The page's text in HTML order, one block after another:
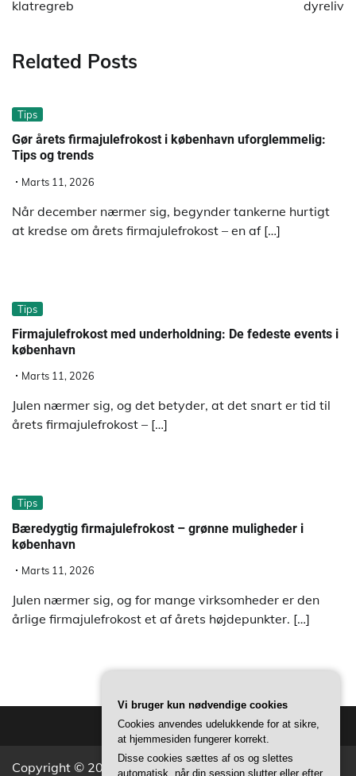
klatregreb
dyreliv
Related Posts
Tips
Gør årets firmajulefrokost i københavn uforglemmelig:
Tips og trends
Marts 11, 2026
Når december nærmer sig, begynder tankerne hurtigt
at kredse om årets firmajulefrokost – en af […]
Tips
Firmajulefrokost med underholdning: De fedeste events i
københavn
Marts 11, 2026
Julen nærmer sig, og det betyder, at det snart er tid til
årets firmajulefrokost – […]
Tips
Bæredygtig firmajulefrokost – grønne muligheder i
københavn
Marts 11, 2026
Julen nærmer sig, og for mange virksomheder er den
årlige firmajulefrokost et af årets højdepunkter. […]
Copyright © 2026Aktivitets NytTheme: Popular News
Vi bruger kun nødvendige cookies
Cookies anvendes udelukkende for at sikre,
at hjemmesiden fungerer korrekt.
Disse cookies sættes af os og slettes
automatisk, når din session slutter eller efter